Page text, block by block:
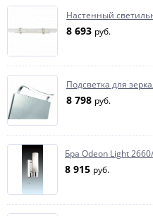
Настенный
8 693 руб.
Подсветка для
8 798 руб.
Бра Odeon Light
8 915 руб.